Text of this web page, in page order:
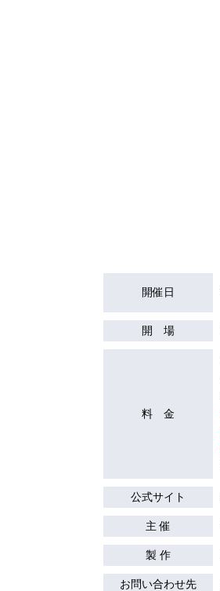
開催日
開 場
料 金
公式サイト
主 催
製 作
お問い合わせ先